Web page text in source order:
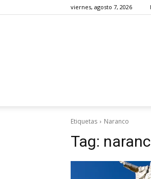
viernes, agosto 7, 2026
Etiquetas Naranco
Tag: